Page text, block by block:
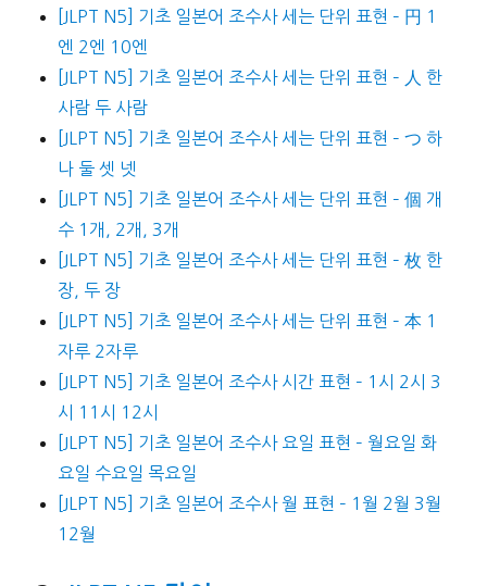
[JLPT N5] 기초 일본어 조수사 세는 단위 표현 – 円 1
엔 2엔 10엔
[JLPT N5] 기초 일본어 조수사 세는 단위 표현 – 人 한
사람 두 사람
[JLPT N5] 기초 일본어 조수사 세는 단위 표현 – つ 하
나 둘 셋 넷
[JLPT N5] 기초 일본어 조수사 세는 단위 표현 – 個 개
수 1개, 2개, 3개
[JLPT N5] 기초 일본어 조수사 세는 단위 표현 – 枚 한
장, 두 장
[JLPT N5] 기초 일본어 조수사 세는 단위 표현 – 本 1
자루 2자루
[JLPT N5] 기초 일본어 조수사 시간 표현 – 1시 2시 3
시 11시 12시
[JLPT N5] 기초 일본어 조수사 요일 표현 – 월요일 화
요일 수요일 목요일
[JLPT N5] 기초 일본어 조수사 월 표현 – 1월 2월 3월
12월